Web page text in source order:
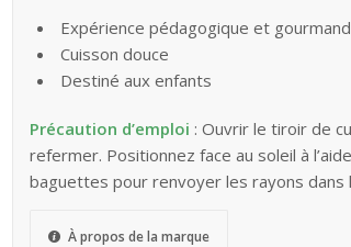
Expérience pédagogique et
Cuisson douce
Destiné aux enfants
Précaution d’emploi : Ouvrir le tiroir de
refermer. Positionnez face au soleil à
baguettes pour renvoyer les rayons
À propos de la marque